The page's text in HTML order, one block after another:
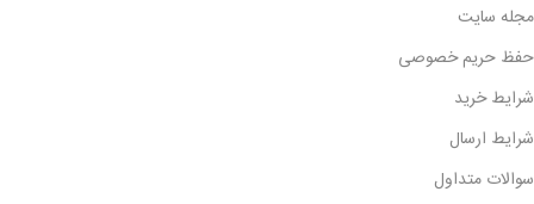
مجله سایت
حفظ حریم خصوصی
شرایط خرید
شرایط ارسال
سوالات متداول